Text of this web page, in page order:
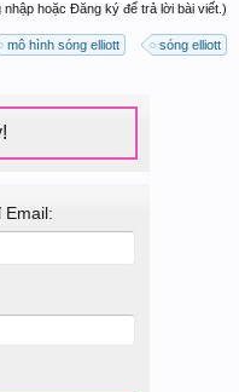
nhập hoặc Đăng ký để trả lời bài viết.)
mô hình sóng elliott
sóng elliott
Email: